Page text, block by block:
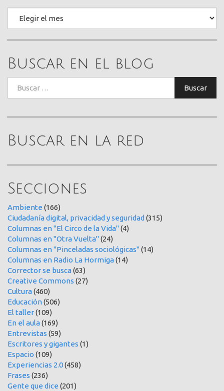
Archivo
Buscar en el blog
Buscar
Buscar en la red
Secciones
Ambiente (166)
Ciudadanía digital, privacidad y seguridad (315)
Columnas en "El Circo de la Vida"(4)
Columnas en "Otra Vuelta"(24)
Columnas en "Pinceladas sociológicas"(14)
Columnas en Radio La Hormiga(14)
Corrector se busca(63)
Creative Commons (27)
Cultura(460)
Educación(506)
El taller(109)
En el aula(169)
Entrevistas (59)
Escritores y gigantes (1)
Espacio (109)
Experiencias 2.0(458)
Frases (236)
Gente que dice (201)